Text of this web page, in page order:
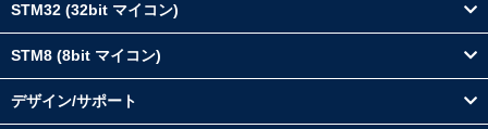
STM32 (32bit マイコン)
STM8 (8bit マイコン)
デザイン/サポート